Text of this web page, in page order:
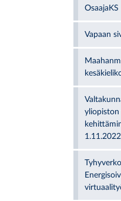
OsaajaKS
Vapaan